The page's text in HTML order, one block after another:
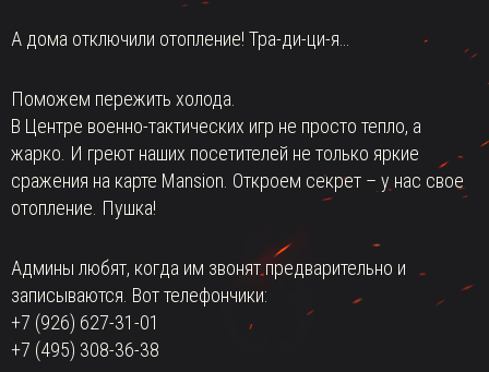
А дома отключили отопление! Тра-ди-ци-я…
Поможем пережить холода.
В Центре военно-тактических игр не просто тепло, а
жарко. И греют наших посетителей не только яркие
сражения на карте Mansion. Откроем секрет – у нас свое
отопление. Пушка!
Админы любят, когда им звонят предварительно и
записываются. Вот телефончики:
+7 (926) 627-31-01
+7 (495) 308-36-38